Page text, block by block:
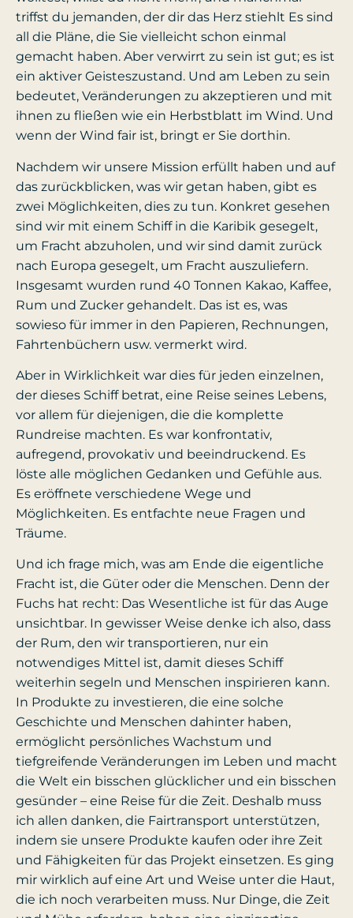
triffst du jemanden, der dir das Herz stiehlt Es sind
all die Pläne, die Sie vielleicht schon einmal
gemacht haben. Aber verwirrt zu sein ist gut; es ist
ein aktiver Geisteszustand. Und am Leben zu sein
bedeutet, Veränderungen zu akzeptieren und mit
ihnen zu fließen wie ein Herbstblatt im Wind. Und
wenn der Wind fair ist, bringt er Sie dorthin.
Nachdem wir unsere Mission erfüllt haben und auf
das zurückblicken, was wir getan haben, gibt es
zwei Möglichkeiten, dies zu tun. Konkret gesehen
sind wir mit einem Schiff in die Karibik gesegelt,
um Fracht abzuholen, und wir sind damit zurück
nach Europa gesegelt, um Fracht auszuliefern.
Insgesamt wurden rund 40 Tonnen Kakao, Kaffee,
Rum und Zucker gehandelt. Das ist es, was
sowieso für immer in den Papieren, Rechnungen,
Fahrtenbüchern usw. vermerkt wird.
Aber in Wirklichkeit war dies für jeden einzelnen,
der dieses Schiff betrat, eine Reise seines Lebens,
vor allem für diejenigen, die die komplette
Rundreise machten. Es war konfrontativ,
aufregend, provokativ und beeindruckend. Es
löste alle möglichen Gedanken und Gefühle aus.
Es eröffnete verschiedene Wege und
Möglichkeiten. Es entfachte neue Fragen und
Träume.
Und ich frage mich, was am Ende die eigentliche
Fracht ist, die Güter oder die Menschen. Denn der
Fuchs hat recht: Das Wesentliche ist für das Auge
unsichtbar. In gewisser Weise denke ich also, dass
der Rum, den wir transportieren, nur ein
notwendiges Mittel ist, damit dieses Schiff
weiterhin segeln und Menschen inspirieren kann.
In Produkte zu investieren, die eine solche
Geschichte und Menschen dahinter haben,
ermöglicht persönliches Wachstum und
tiefgreifende Veränderungen im Leben und macht
die Welt ein bisschen glücklicher und ein bisschen
gesünder – eine Reise für die Zeit. Deshalb muss
ich allen danken, die Fairtransport unterstützen,
indem sie unsere Produkte kaufen oder ihre Zeit
und Fähigkeiten für das Projekt einsetzen. Es ging
mir wirklich auf eine Art und Weise unter die Haut,
die ich noch verarbeiten muss. Nur Dinge, die Zeit